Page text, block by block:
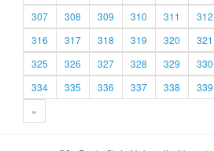
307
308 309 310 311 312
316
317 318 319 320 321
325
326 327 328 329 330
334
335 336 337 338 339
»